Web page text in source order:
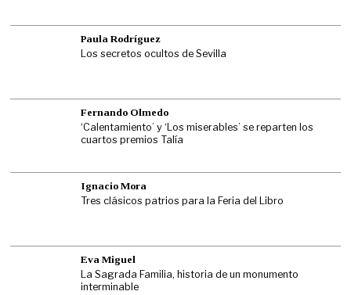
Paula Rodríguez
Los secretos ocultos de Sevilla
Fernando Olmedo
‘Calentamiento’ y ‘Los miserables’ se reparten los
cuartos premios Talía
Ignacio Mora
Tres clásicos patrios para la Feria del Libro
Eva Miguel
La Sagrada Familia, historia de un monumento
interminable